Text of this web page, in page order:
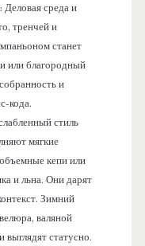
Деловая среда и
тренчей и
станет
или благородный
и
кода.
стиль
мягкие
кепи или
и льна. Они дарят
Зимний
валяной
статусно.